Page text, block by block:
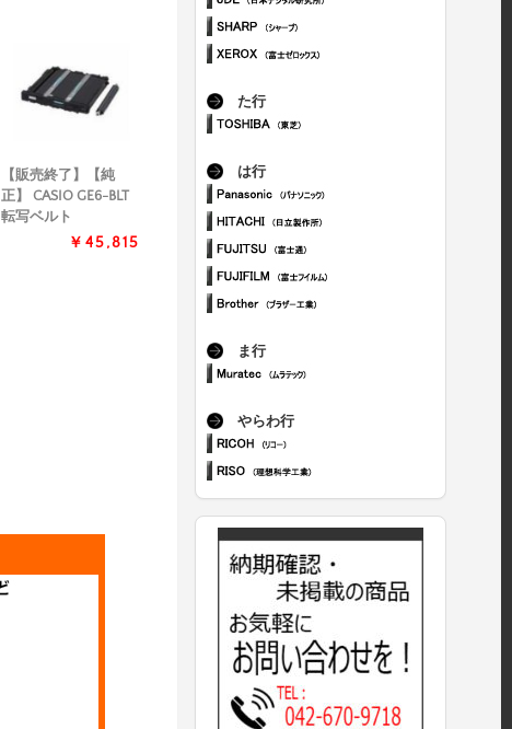
【販売終了】【純
正】 CASIO GE6-BLT
転写ベルト
￥45,815
た行
は行
ま行
やらわ行